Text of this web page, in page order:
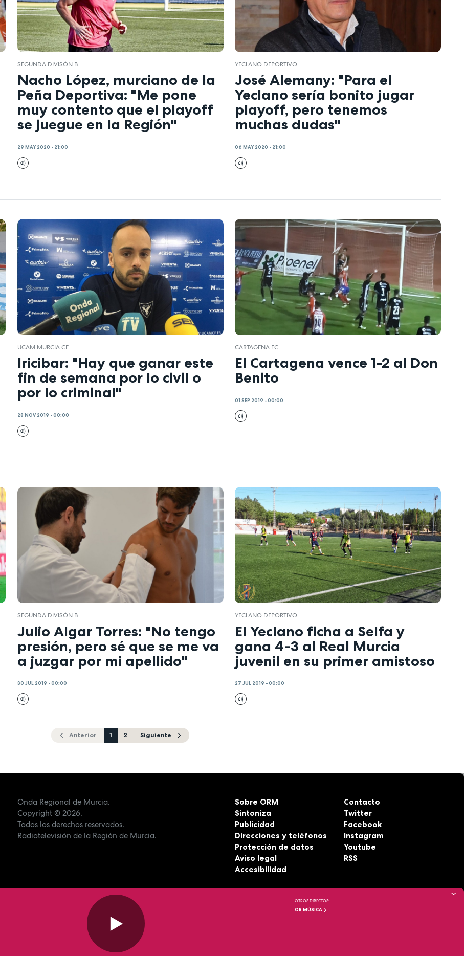
SEGUNDA DIVISÓN B
Nacho López, murciano de la
Peña Deportiva: "Me pone
muy contento que el playoff
se juegue en la Región"
29 MAY 2020 - 21:00
YECLANO DEPORTIVO
José Alemany: "Para el
Yeclano sería bonito jugar
playoff, pero tenemos
muchas dudas"
06 MAY 2020 - 21:00
UCAM MURCIA CF
Iricibar: "Hay que ganar este
fin de semana por lo civil o
por lo criminal"
28 NOV 2019 - 00:00
CARTAGENA FC
El Cartagena vence 1-2 al Don
Benito
01 SEP 2019 - 00:00
SEGUNDA DIVISÓN B
Julio Algar Torres: "No tengo
presión, pero sé que se me va
a juzgar por mi apellido"
30 JUL 2019 - 00:00
YECLANO DEPORTIVO
El Yeclano ficha a Selfa y
gana 4-3 al Real Murcia
juvenil en su primer amistoso
27 JUL 2019 - 00:00
Anterior 1 2 Siguiente
Onda Regional de Murcia.
Copyright© 2026.
Todos los derechos reservados.
Radiotelevisión de la Región de Murcia.
Sobre ORM
Sintoniza
Publicidad
Direcciones y teléfonos
Protección de datos
Aviso legal
Accesibilidad
Contacto
Twitter
Facebook
Instagram
Youtube
RSS
OTROS DIRECTOS:
OR MÚSICA